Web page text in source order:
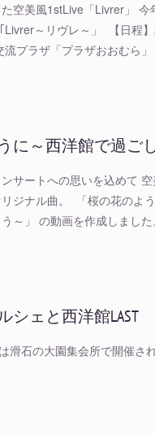
空美風1stLive「Livrer」 今
Livrer～リヴレ～」 【日程
プラザ「プラザおおむら
に～西洋館で過ご
サートへの思いを込めて
ジナル曲。 「桜の花のよ
～」 の動画を作成しまし
シェと西洋館LAST
滑石の大園集会所で開催さ